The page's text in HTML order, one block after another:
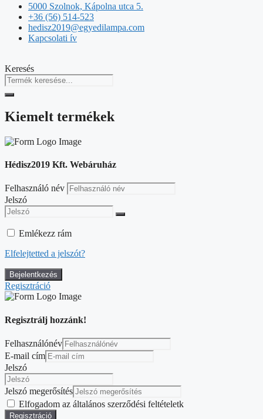
5000 Szolnok, Kápolna utca 5.
+36 (56) 514-523
hedisz2019@egyedilampa.com
Kapcsolati ív
Keresés
Kiemelt termékek
Hédisz2019 Kft. Webáruház
Felhasználó név
Jelszó
Emlékezz rám
Elfelejtetted a jelszót?
Regisztráció
Regisztrálj hozzánk!
Felhasználónév
E-mail cím
Jelszó
Jelszó megerősítés
Elfogadom az általános szerződési feltételetk